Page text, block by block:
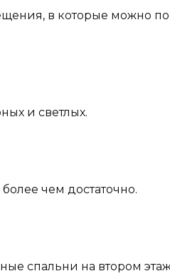
в которые можно
и светлых.
чем достаточно.
спальни на втором